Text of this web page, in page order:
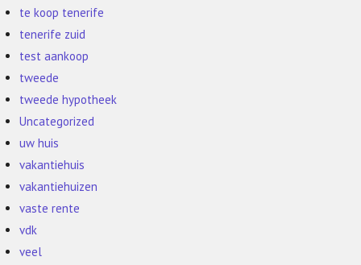
te koop tenerife
tenerife zuid
test aankoop
tweede
tweede hypotheek
Uncategorized
uw huis
vakantiehuis
vakantiehuizen
vaste rente
vdk
veel